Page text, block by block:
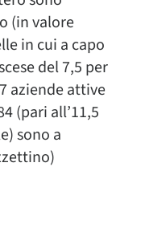
(in valore
in cui a capo
del 7,5 per
aziende attive
(pari all’11,5
sono a